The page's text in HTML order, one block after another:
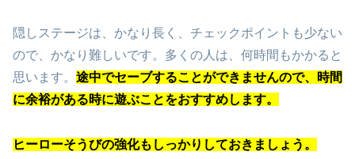
隠しステージは、かなり長く、チェックポイントも少ない
ので、かなり難しいです。多くの人は、何時間もかかると
思います。 途中でセーブすることができませんので、時間
に余裕がある時に遊ぶことをおすすめします。
ヒーローそうびの強化もしっかりしておきましょう。